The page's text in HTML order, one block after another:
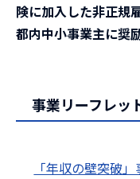
険に加入した非正規
都内中小事業主に奨
事業リーフレッ
「年収の壁突破